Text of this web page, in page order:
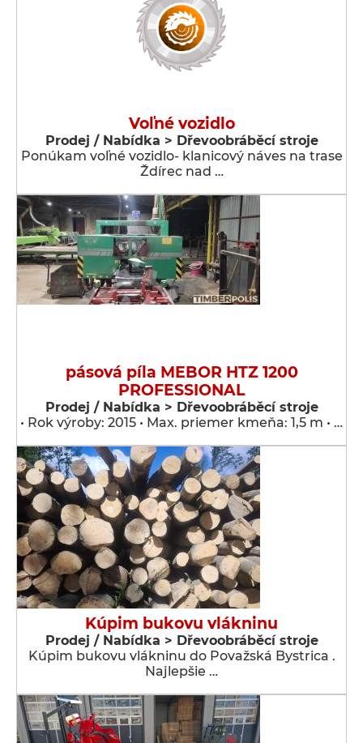
Voľné vozidlo
Prodej / Nabídka > Dřevoobráběcí stroje
Ponúkam voľné vozidlo- klanicový náves na trase
Ždírec nad …
pásová píla MEBOR HTZ 1200
PROFESSIONAL
Prodej / Nabídka > Dřevoobráběcí stroje
• Rok výroby: 2015 • Max. priemer kmeňa: 1,5 m • …
Kúpim bukovu vlákninu
Prodej / Nabídka > Dřevoobráběcí stroje
Kúpim bukovu vlákninu do Považská Bystrica .
Najlepšie …